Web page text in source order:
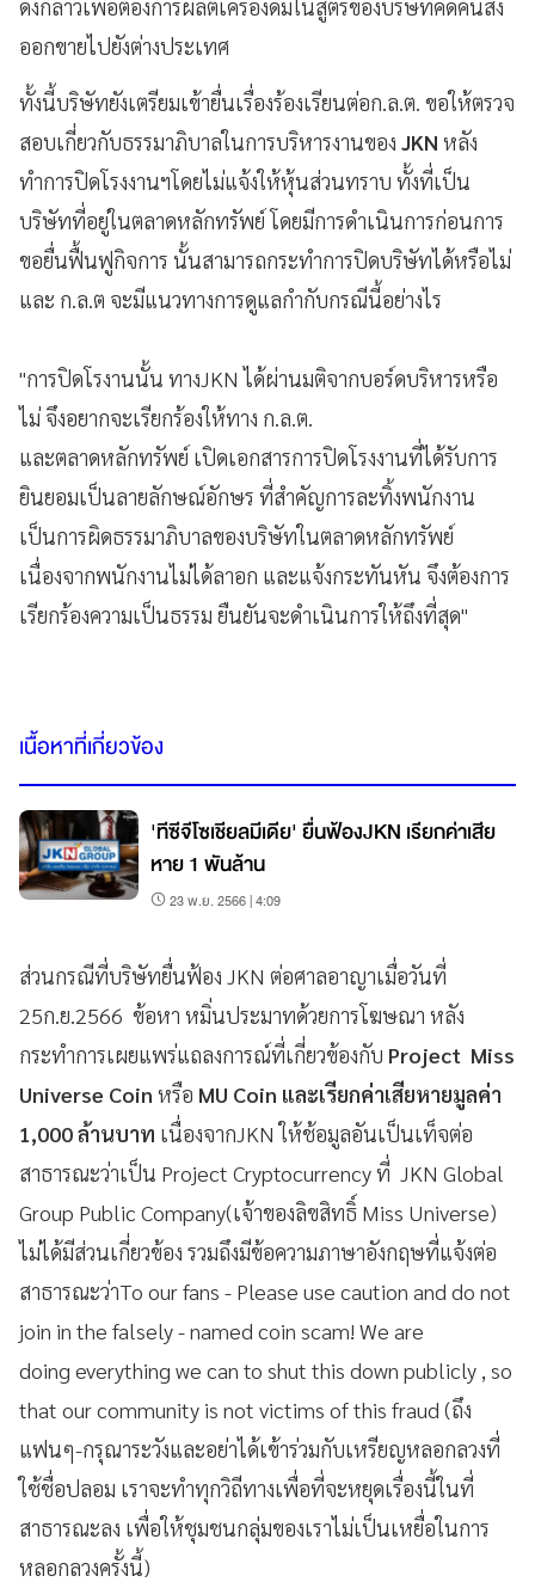
ดังกล่าวเพื่อต้องการผลิตเครื่องดื่มในสูตรของบริษัทคิดค้นส่ง
ออกขายไปยังต่างประเทศ
ทั้งนี้บริษัทยังเตรียมเข้ายื่นเรื่องร้องเรียนต่อก.ล.ต. ขอให้ตรวจ
สอบเกี่ยวกับธรรมาภิบาลในการบริหารงานของ JKN หลัง
ทำการปิดโรงงานฯโดยไม่แจ้งให้หุ้นส่วนทราบ ทั้งที่เป็น
บริษัทที่อยู่ในตลาดหลักทรัพย์ โดยมีการดำเนินการก่อนการ
ขอยื่นฟื้นฟูกิจการ นั้นสามารถกระทำการปิดบริษัทได้หรือไม่
และ ก.ล.ต จะมีแนวทางการดูแลกำกับกรณีนี้อย่างไร
"การปิดโรงานนั้น ทางJKN ได้ผ่านมติจากบอร์ดบริหารหรือ
ไม่ จึงอยากจะเรียกร้องให้ทาง ก.ล.ต.
และตลาดหลักทรัพย์ เปิดเอกสารการปิดโรงงานที่ได้รับการ
ยินยอมเป็นลายลักษณ์อักษร ที่สำคัญการละทิ้งพนักงาน
เป็นการผิดธรรมาภิบาลของบริษัทในตลาดหลักทรัพย์
เนื่องจากพนักงานไม่ได้ลาอก และแจ้งกระทันหัน จึงต้องการ
เรียกร้องความเป็นธรรม ยืนยันจะดำเนินการให้ถึงที่สุด"
เนื้อหาที่เกี่ยวข้อง
'ทีซีจีโซเชียลมีเดีย' ยื่นฟ้องJKN เรียกค่าเสีย
หาย 1 พันล้าน
23 พ.ย. 2566 | 4:09
ส่วนกรณีที่บริษัทยื่นฟ้อง JKN ต่อศาลอาญาเมื่อวันที่
25ก.ย.2566 ข้อหา หมิ่นประมาทด้วยการโฆษณา หลัง
กระทำการเผยแพร่แถลงการณ์ที่เกี่ยวข้องกับ Project Miss
Universe Coin หรือ MU Coin และเรียกค่าเสียหายมูลค่า
1,000 ล้านบาท เนื่องจากJKN ให้ช้อมูลอันเป็นเท็จต่อ
สาธารณะว่าเป็น Project Cryptocurrency ที่ JKN Global
Group Public Company(เจ้าของลิขสิทธิ์ Miss Universe)
ไม่ได้มีส่วนเกี่ยวข้อง รวมถึงมีข้อความภาษาอังกฤษที่แจ้งต่อ
สาธารณะว่าTo our fans - Please use caution and do not
join in the falsely - named coin scam! We are
doing everything we can to shut this down publicly , so
that our community is not victims of this fraud (ถึง
แฟนๆ-กรุณาระวังและอย่าได้เข้าร่วมกับเหรียญหลอกลวงที่
ใช้ชื่อปลอม เราจะทำทุกวิถีทางเพื่อที่จะหยุดเรื่องนี้ในที่
สาธารณะลง เพื่อให้ชุมชนกลุ่มของเราไม่เป็นเหยื่อในการ
หลอกลวงครั้งนี้)